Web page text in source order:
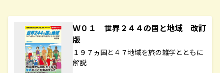
Ｗ０１ 世界２４４の国と地域 改訂
版
１９７ヵ国と４７地域を旅の雑学とともに
解説